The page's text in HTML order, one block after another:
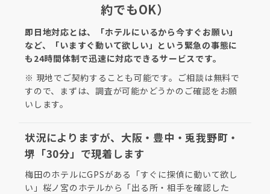
約でもOK）
即日地対応とは、「ホテルにいるから今すぐお願い」
など、「いますぐ動いて欲しい」という緊急の事態に
も24時間体制で迅速に対応できるサービスです。
※ 現地でご契約することも可能です。ご相談は無料で
すので、まずは、調査が可能かどうかのご確認をお願
いします。
状況によりますが、大阪・豊中・兎我野町・
堺「30分」で現着します
梅田のホテルにGPSがある「すぐに探偵に動いて欲し
い」桜ノ宮のホテルから「出る所・相手を確認した